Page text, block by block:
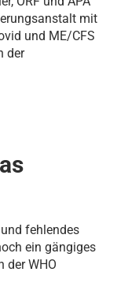
mit
und ME/CFS
der
fehlendes
ein gängiges
der WHO